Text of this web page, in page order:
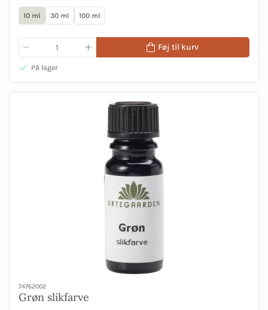
10 ml 30 ml 100 ml
Føj til kurv
På lager
74762002
Grøn slikfarve